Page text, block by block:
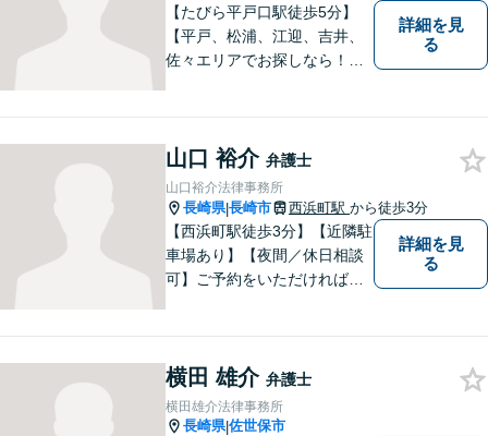
【たびら平戸口駅徒歩5分】
【平戸、松浦、江迎、吉井、
佐々エリアでお探しなら！】
ど、相談しやすい環境完備◎
地域の皆様のために活動する
弁護士。【駐車場あり】
詳細を見
る
山口 裕介 弁護士
山口裕介法律事務所
長崎県|長崎市 西浜町駅 から徒歩3分
【西浜町駅徒歩3分】【近隣駐
車場あり】【夜間／休日相談
可】ご予約をいただければ、
にご相談ください。
詳細を見
る
横田 雄介 弁護士
横田雄介法律事務所
長崎県|佐世保市